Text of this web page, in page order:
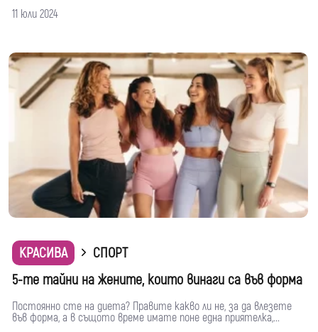
11 юли 2024
КРАСИВА
СПОРТ
5-те тайни на жените, които винаги са във форма
Постоянно сте на диета? Правите какво ли не, за да влезете
във форма, а в същото време имате поне една приятелка,...